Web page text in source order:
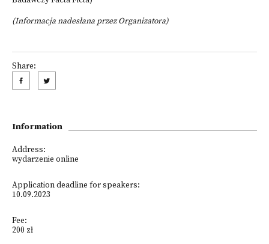
(Informacja nadesłana przez Organizatora)
Share:
Information
Address:
wydarzenie online
Application deadline for speakers:
10.09.2023
Fee:
200 zł